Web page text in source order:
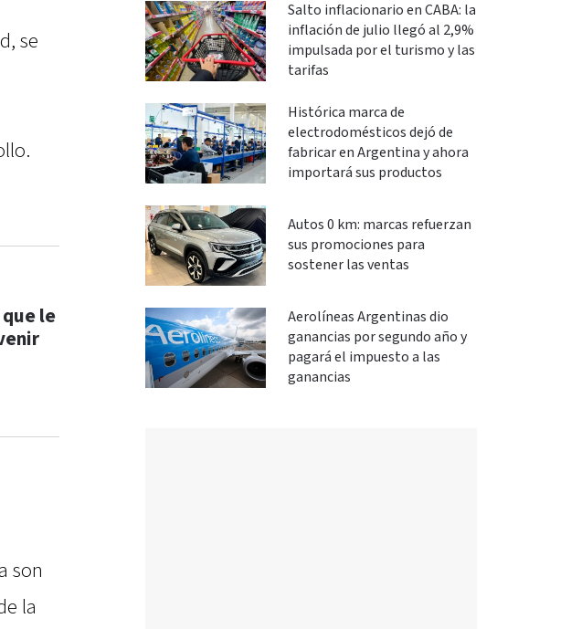
se
le
son
la
Salto inflacionario en CABA: la
inflación de julio llegó al 2,9%
impulsada por el turismo y las
tarifas
Histórica marca de
electrodomésticos dejó de
fabricar en Argentina y ahora
importará sus productos
Autos 0 km: marcas refuerzan
sus promociones para
sostener las ventas
Aerolíneas Argentinas dio
ganancias por segundo año y
pagará el impuesto a las
ganancias